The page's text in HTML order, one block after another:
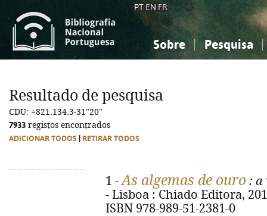
PT EN FR
Sobre Pesquisa
Ciências sociais...
Ciências sociais...
Resultado de pesquisa
CDU: =821.134.3-31"20"
7933 registos encontrados
ADICIONAR TODOS RETIRAR TODOS
1 -As algemas de ouro : a
- Lisboa : Chiado Editora,
ISBN 978-989-51-2381-0